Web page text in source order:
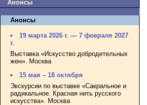
Анонсы
Анонсы
19 марта 2026 г. — 7 февраля 2027
г.
Выставка «Искусство добродетельных
жен». Москва
15 мая – 18 октября
Экскурсии по выставке «Сакральное и
радикальное. Красная нить русского
искусства». Москва